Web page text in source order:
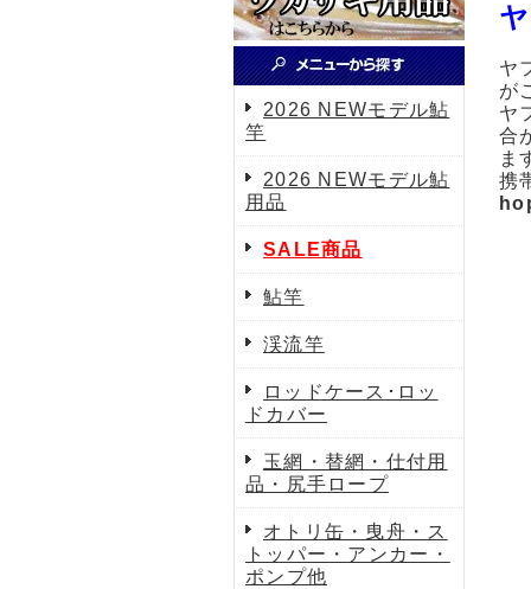
2026 NEWモデル鮎
竿
2026 NEWモデル鮎
用品
SALE商品
鮎竿
渓流竿
ロッドケース･ロッ
ドカバー
玉網・替網・仕付用
品・尻手ロープ
オトリ缶・曳舟・ス
トッパー・アンカー・
ポンプ他
ヤ
が
ヤ
合
ま
携